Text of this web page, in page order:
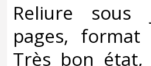
‎Reliure sous
pages,
Très bon